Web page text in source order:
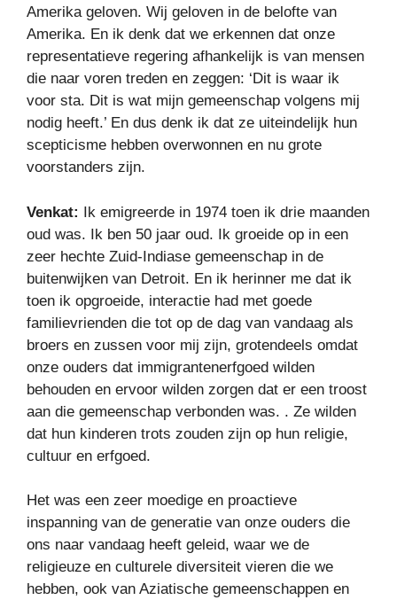
Amerika geloven. Wij geloven in de belofte van
Amerika. En ik denk dat we erkennen dat onze
representatieve regering afhankelijk is van mensen
die naar voren treden en zeggen: ‘Dit is waar ik
voor sta. Dit is wat mijn gemeenschap volgens mij
nodig heeft.’ En dus denk ik dat ze uiteindelijk hun
scepticisme hebben overwonnen en nu grote
voorstanders zijn.
Venkat: Ik emigreerde in 1974 toen ik drie maanden
oud was. Ik ben 50 jaar oud. Ik groeide op in een
zeer hechte Zuid-Indiase gemeenschap in de
buitenwijken van Detroit. En ik herinner me dat ik
toen ik opgroeide, interactie had met goede
familievrienden die tot op de dag van vandaag als
broers en zussen voor mij zijn, grotendeels omdat
onze ouders dat immigrantenerfgoed wilden
behouden en ervoor wilden zorgen dat er een troost
aan die gemeenschap verbonden was. . Ze wilden
dat hun kinderen trots zouden zijn op hun religie,
cultuur en erfgoed.
Het was een zeer moedige en proactieve
inspanning van de generatie van onze ouders die
ons naar vandaag heeft geleid, waar we de
religieuze en culturele diversiteit vieren die we
hebben, ook van Aziatische gemeenschappen en